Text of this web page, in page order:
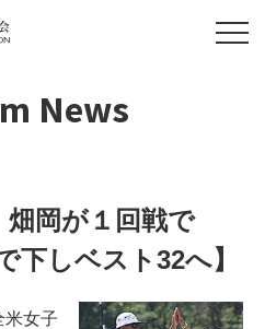
News
岡が１回戦で
下しベスト32へ】
米女子